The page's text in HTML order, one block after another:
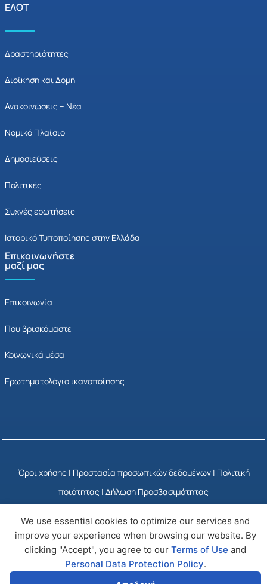
We use essential cookies to optimize our services and
improve your experience when browsing our website. By
clicking "Accept", you agree to our Terms of Use and
Personal Data Protection Policy.
ΕΛΟΤ
Δραστηριότητες
Διοίκηση και Δομή
Ανακοινώσεις – Νέα
Νομικό Πλαίσιο
Δημοσιεύσεις
Πολιτικές
Συχνές ερωτήσεις
Ιστορικό Τυποποίησης στην Ελλάδα
Επικοινωνήστε
μαζί μας
Επικοινωνία
Που βρισκόμαστε
Κοινωνικά μέσα
Ερωτηματολόγιο ικανοποίησης
Όροι χρήσης | Προστασία προσωπικών δεδομένων| Πολιτική
ποιότητας | Δήλωση Προσβασιμότητας
© Copyright 2025 ΕΣΥΠ Developed by Wizy